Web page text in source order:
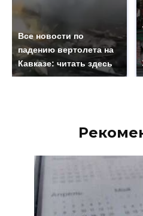
Все новости по
падению вертолета на
Кавказе: читать здесь